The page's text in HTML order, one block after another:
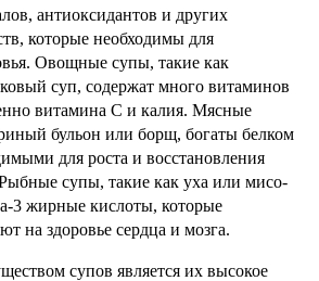
антиоксидантов и других
которые необходимы для
Овощные супы, такие как
суп, содержат много витаминов
витамина С и калия. Мясные
бульон или борщ, богаты белком
для роста и восстановления
супы, такие как уха или мисо-
3 жирные кислоты, которые
на здоровье сердца и мозга.
супов является их высокое